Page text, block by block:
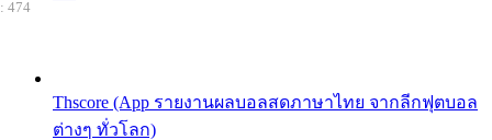
Thscore (App รายงานผลบอลสดภาษาไทย จากลีกฟุตบอล
ต่างๆ ทั่วโลก)
474